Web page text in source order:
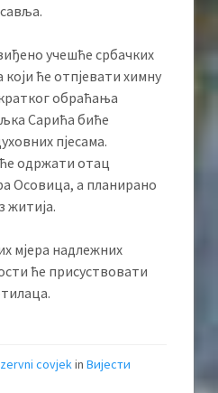
учешће србачких
ће отпјевати химну
обраћања
Сарића биће
пјесама.
ће одржати отац
Осовица, а планирано
житија.
мјера надлежних
ће присуствовати
covjekin Вијести